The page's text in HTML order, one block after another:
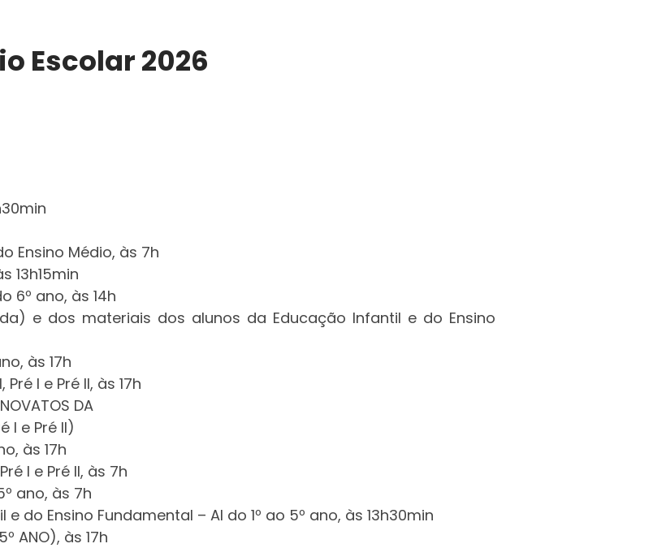
Escolar 2026
Ensino Médio, às 7h
13h15min
6º ano, às 14h
e dos materiais dos alunos da Educação Infantil e do Ensino
às 17h
I e Pré II, às 17h
DA
I e Pré II)
às 17h
I e Pré II, às 7h
ano, às 7h
Ensino Fundamental – AI do 1º ao 5º ano, às 13h30min
ANO), às 17h